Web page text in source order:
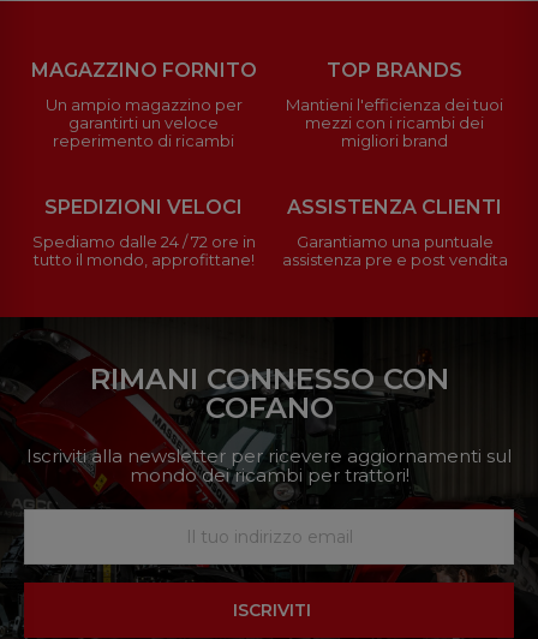
MAGAZZINO FORNITO
Un ampio magazzino per
garantirti un veloce
reperimento di ricambi
TOP BRANDS
Mantieni l'efficienza dei tuoi
mezzi con i ricambi dei
migliori brand
SPEDIZIONI VELOCI
Spediamo dalle 24 / 72 ore in
tutto il mondo, approfittane!
ASSISTENZA CLIENTI
Garantiamo una puntuale
assistenza pre e post vendita
RIMANI CONNESSO CON
COFANO
Iscriviti alla newsletter per ricevere aggiornamenti sul
mondo dei ricambi per trattori!
ISCRIVITI